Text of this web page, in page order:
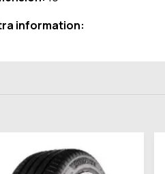
information: